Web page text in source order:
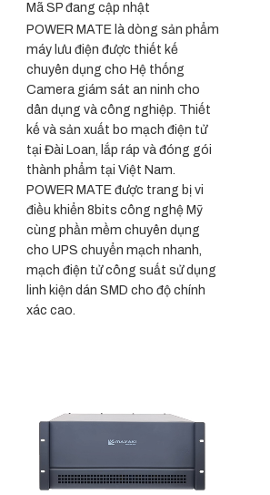
Mã SP đang cập nhật
POWER MATE là dòng sản phẩm
máy lưu điện được thiết kế
chuyên dụng cho Hệ thống
Camera giám sát an ninh cho
dân dụng và công nghiệp. Thiết
kế và sản xuất bo mạch điện tử
tại Đài Loan, lắp ráp và đóng gói
thành phẩm tại Việt Nam.
POWER MATE được trang bị vi
điều khiển 8bits công nghệ Mỹ
cùng phần mềm chuyên dụng
cho UPS chuyển mạch nhanh,
mạch điện tử công suất sử dụng
linh kiện dán SMD cho độ chính
xác cao.